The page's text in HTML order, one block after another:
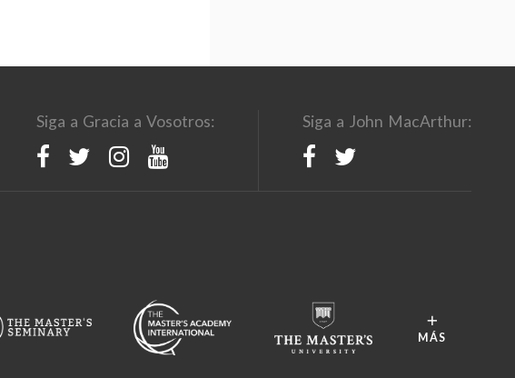
Siga a Gracia a Vosotros: Siga a John MacArthur:
MÁS